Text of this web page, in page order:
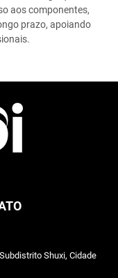
aos componentes,
prazo, apoiando
Shuxi, Cidade